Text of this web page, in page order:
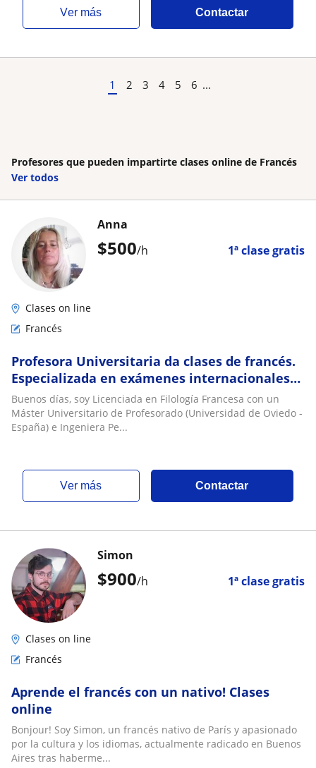
ver más Contactar
1 2 3 4 5 6 ...
Profesores que pueden impartirte clases online de Francés
Ver todos
$500/h 1ª clase gratis
Anna
Clases on line
Francés
Profesora Universitaria da clases de francés.
Especializada en exámenes internacionales
DELF (A1-A2-B1-B2)/ DALF(C1-C2)
Buenos días, soy Licenciada en Filología Francesa con un
Máster Universitario de Profesorado (Universidad de Oviedo -
España) e Ingeniera Pe...
ver más Contactar
$900/h 1ª clase gratis
Simon
Clases on line
Francés
Aprende el francés con un nativo! Clases
online
Bonjour! Soy Simon, un francés nativo de París y apasionado
por la cultura y los idiomas, actualmente radicado en Buenos
Aires tras haberme...